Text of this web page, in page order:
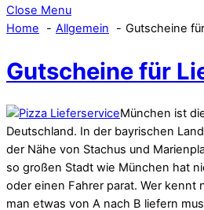
Close Menu
Home
Allgemein Gutscheine
Gutscheine für
München ist
Deutschland. In der bayrischen
der Nähe von Stachus und
so großen Stadt wie München hat
oder einen Fahrer parat. Wer kennt
man etwas von A nach B liefern